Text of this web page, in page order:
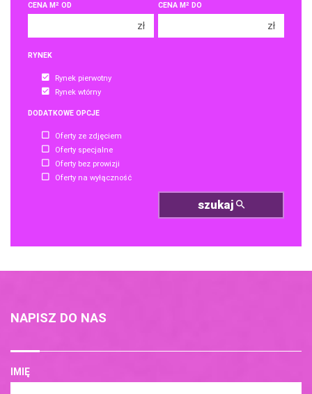
CENA M 2 OD
zł
CENA M 2 DO
zł
RYNEK
Rynek pierwotny
Rynek wtórny
DODATKOWE OPCJE
Oferty ze zdjęciem
Oferty specjalne
Oferty bez prowizji
Oferty na wyłączność
szukaj
NAPISZ DO NAS
IMIĘ